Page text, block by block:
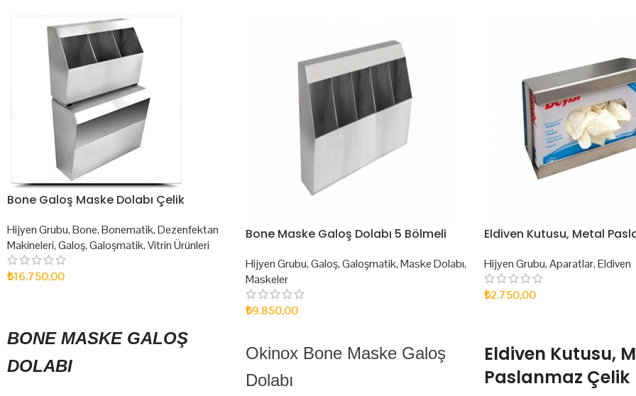
Bone Galoş Maske Dolabı Çelik
Hijyen Grubu,Bone,Bonematik,Dezenfektan
Makineleri,Galoş,Galoşmatik,Vitrin Ürünleri
₺16.750,00
BONE MASKE GALOŞ
DOLABI
Bone Maske Galoş Dolabı 5 Bölmeli
Hijyen Grubu,Galoş,Galoşmatik,Maske Dolabı,
Maskeler
₺9.850,00
Okinox Bone Maske Galoş
Dolabı
Eldiven Kutusu, Metal
Hijyen Grubu,Aparatlar,Eldiven
₺2.750,00
Eldiven Kutusu,
Paslanmaz Çelik